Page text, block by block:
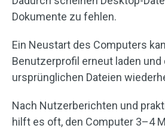
Dokumente zu fehlen.
Ein Neustart des Computers
Benutzerprofil erneut laden
ursprünglichen Dateien
Nach Nutzerberichten und
hilft es oft, den Computer 3–4